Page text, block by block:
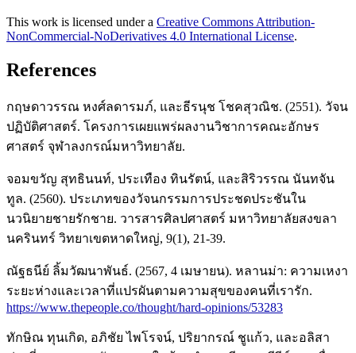
This work is licensed under a Creative Commons Attribution-
NonCommercial-NoDerivatives 4.0 International License.
References
กฤษดาวรรณ หงศ์ลดารมภ์, และธีรนุช โชคสุวณิช. (2551). วัจน
ปฏิบัติศาสตร์. โครงการเผยแพร่ผลงานวิชาการคณะอักษร
ศาสตร์ จุฬาลงกรณ์มหาวิทยาลัย.
จอมขวัญ สุทธินนท์, ประเทือง ทินรัตน์, และสิริวรรณ นันทจัน
ทูล. (2560). ประเภทของวัจนกรรมการประชดประชันใน
นวนิยายชายรักชาย. วารสารศิลปศาสตร์ มหาวิทยาลัยสงขลา
นครินทร์ วิทยาเขตหาดใหญ่, 9(1), 21-39.
ณัฐธนีย์ ลิ้มวัฒนาพันธ์. (2567, 4 เมษายน). หลานม่า: ความเหงา
ระยะห่างและเวลาที่แปรผันตามความสุขของคนที่เรารัก.
https://www.thepeople.co/thought/hard-opinions/53283
ทักษิณ ทุนเกิด, อภิชัย ไพโรจน์, ปริยากรณ์ ชูแก้ว, และอลิสา